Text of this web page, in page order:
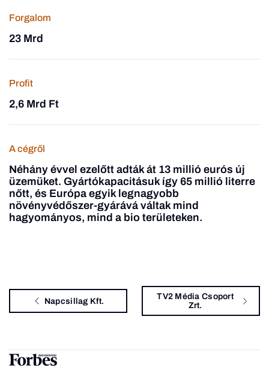
Forgalom
23 Mrd
Profit
2,6 Mrd Ft
A cégről
Néhány évvel ezelőtt adták át 13 millió eurós új
üzemüket. Gyártókapacitásuk így 65 millió literre
nőtt, és Európa egyik legnagyobb
növényvédőszer-gyárává váltak mind
hagyományos, mind a bio területeken.
Napcsillag Kft.
TV2 Média Csoport
Zrt.